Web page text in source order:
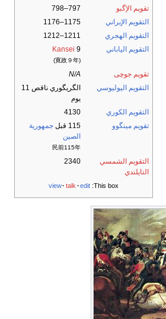
تقويم الإگبو
797–798
التقويم الإيراني
1175–1176
التقويم الهجري
1211–1212
التقويم الياباني
Kansei 9
(寛政９年)
تقويم جوچى
N/A
التقويم اليوليوسي
الگريگوري ناقص 11
يوم
التقويم الكوري
4130
تقويم مينگوو
115 قبل
جمهورية
الصين
民前115年
التقويم الشمسي
التايلندي
2340
This box:
view talk edit